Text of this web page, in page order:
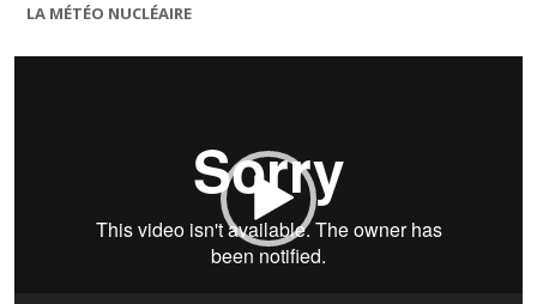
LA MÉTÉO NUCLÉAIRE
Lecteur